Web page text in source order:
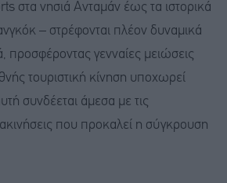
στα νησιά Ανταμάν έως τα ιστορικά
– στρέφονται πλέον δυναμικά
προσφέροντας γενναίες μειώσεις
τουριστική κίνηση υποχωρεί
συνδέεται άμεσα με τις
που προκαλεί η σύγκρουση